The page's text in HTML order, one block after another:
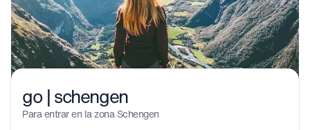
go | schengen
Para entrar en la zona Schengen